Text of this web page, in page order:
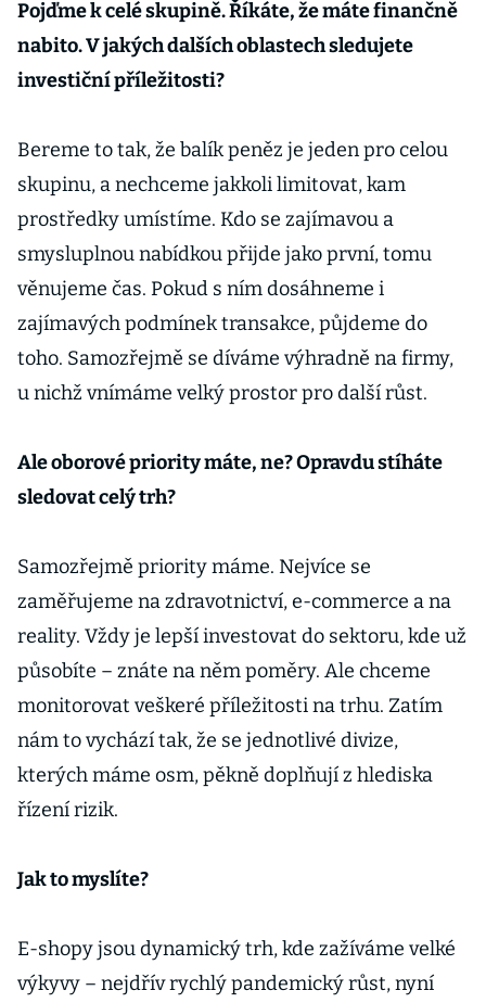
Pojďme k celé skupině. Říkáte, že máte finančně
nabito. V jakých dalších oblastech sledujete
investiční příležitosti?
Bereme to tak, že balík peněz je jeden pro celou
skupinu, a nechceme jakkoli limitovat, kam
prostředky umístíme. Kdo se zajímavou a
smysluplnou nabídkou přijde jako první, tomu
věnujeme čas. Pokud s ním dosáhneme i
zajímavých podmínek transakce, půjdeme do
toho. Samozřejmě se díváme výhradně na firmy,
u nichž vnímáme velký prostor pro další růst.
Ale oborové priority máte, ne? Opravdu stíháte
sledovat celý trh?
Samozřejmě priority máme. Nejvíce se
zaměřujeme na zdravotnictví, e-commerce a na
reality. Vždy je lepší investovat do sektoru, kde už
působíte – znáte na něm poměry. Ale chceme
monitorovat veškeré příležitosti na trhu. Zatím
nám to vychází tak, že se jednotlivé divize,
kterých máme osm, pěkně doplňují z hlediska
řízení rizik.
Jak to myslíte?
E-shopy jsou dynamický trh, kde zažíváme velké
výkyvy – nejdřív rychlý pandemický růst, nyní